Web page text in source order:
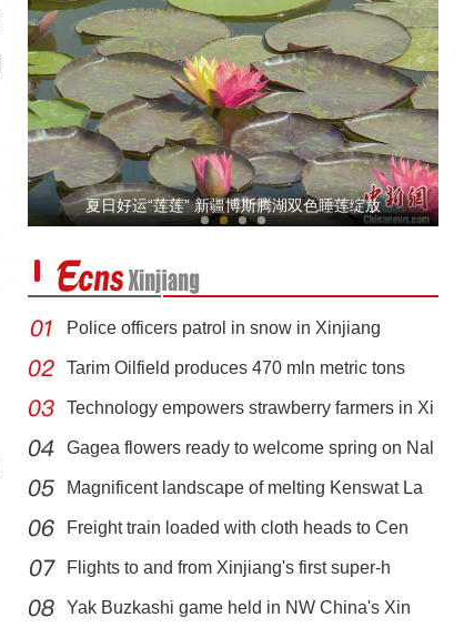
新疆博斯腾湖开湖捕鱼
夏日好运“莲莲” 新疆博斯腾湖双色睡莲绽放
Police officers patrol in snow in Xinjiang
Tarim Oilfield produces 470 mln metric tons
Technology empowers strawberry farmers in Xi
Gagea flowers ready to welcome spring on Nal
Magnificent landscape of melting Kenswat La
Freight train loaded with cloth heads to Cen
Flights to and from Xinjiang's first super-h
Yak Buzkashi game held in NW China's Xin